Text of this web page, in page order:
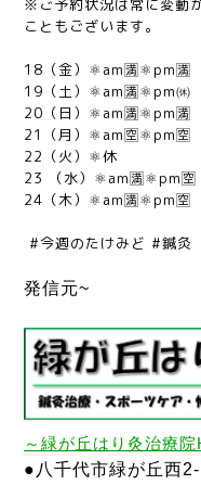
※ご予約状況は常に変動
こともございます。
18（金）⚛am🈵⚛pm🈵
19（土）⚛am🈵⚛pm㉁
20（日）⚛am🈵⚛pm🈵
21（月）⚛am🈳⚛pm🈳
22（火）⚛休
23 （水）⚛am🈵⚛pm🈳
24（木）⚛am🈵⚛pm🈳
#今週のたけみど #鍼灸
発信元~
～ 緑が丘はり灸治療院
●八千代市緑が丘西